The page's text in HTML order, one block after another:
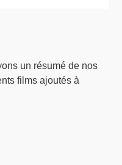
un résumé de nos
films ajoutés à